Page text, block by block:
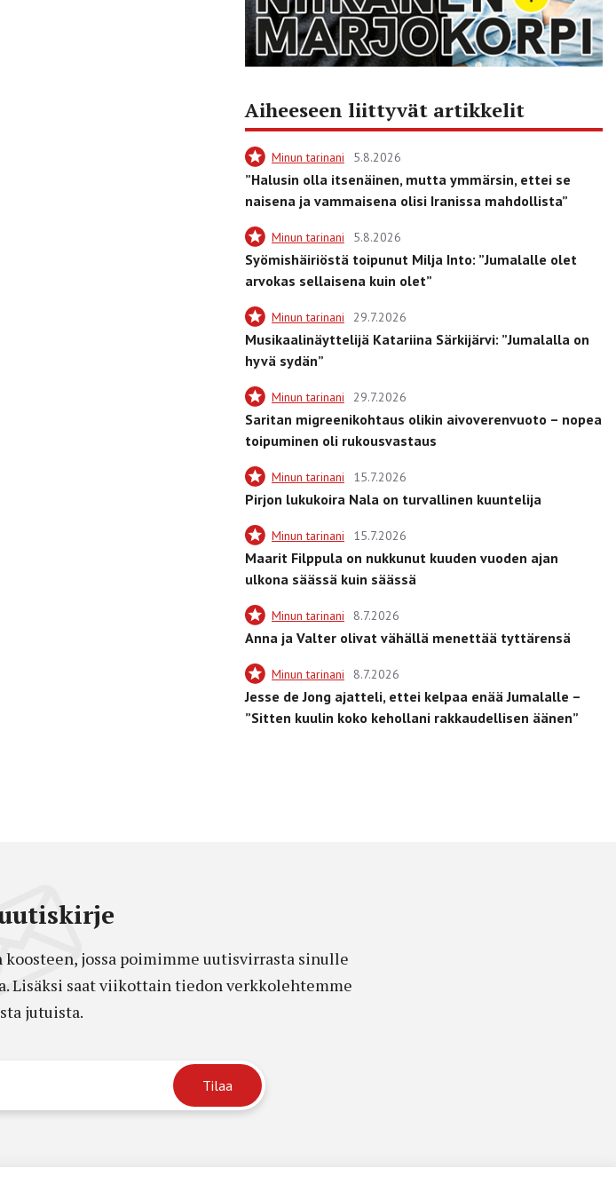
Aiheeseen liittyvät artikkelit
Minun tarinani 5.8.2026
”Halusin olla itsenäinen, mutta ymmärsin, ettei se
naisena ja vammaisena olisi Iranissa mahdollista”
Minun tarinani 5.8.2026
Syömishäiriöstä toipunut Milja Into: ”Jumalalle olet
arvokas sellaisena kuin olet”
Minun tarinani 29.7.2026
Musikaalinäyttelijä Katariina Särkijärvi: ”Jumalalla on
hyvä sydän”
Minun tarinani 29.7.2026
Saritan migreenikohtaus olikin aivoverenvuoto – nopea
toipuminen oli rukousvastaus
Minun tarinani 15.7.2026
Pirjon lukukoira Nala on turvallinen kuuntelija
Minun tarinani 15.7.2026
Maarit Filppula on nukkunut kuuden vuoden ajan
ulkona säässä kuin säässä
Minun tarinani 8.7.2026
Anna ja Valter olivat vähällä menettää tyttärensä
Minun tarinani 8.7.2026
Jesse de Jong ajatteli, ettei kelpaa enää Jumalalle –
”Sitten kuulin koko kehollani rakkaudellisen äänen”
jossa poimimme uutisvirrasta sinulle
Lisäksi saat viikottain tiedon verkkolehtemme
jutuista.